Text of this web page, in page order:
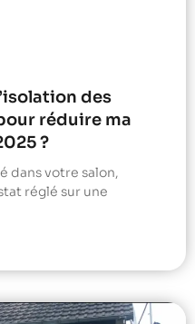
des
réduire ma
?
dans votre salon,
réglé sur une